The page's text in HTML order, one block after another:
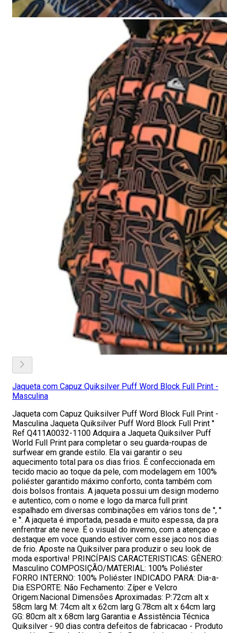
Jaqueta com Capuz Quiksilver Puff Word Block Full Print -
Masculina
Jaqueta com Capuz Quiksilver Puff Word Block Full Print -
Masculina Jaqueta Quiksilver Puff Word Block Full Print ''
Ref Q411A0032-1100 Adquira a Jaqueta Quiksilver Puff
World Full Print para completar o seu guarda-roupas de
surfwear em grande estilo. Ela vai garantir o seu
aquecimento total para os dias frios. É confeccionada em
tecido macio ao toque da pele, com modelagem em 100%
poliéster garantido máximo conforto, conta também com
dois bolsos frontais. A jaqueta possui um design moderno
e autentico, com o nome e logo da marca full print
espalhado em diversas combinações em vários tons de '', ''
e ''. A jaqueta é importada, pesada e muito espessa, da pra
enfrentrar ate neve. É o visual do inverno, com a atençao e
destaque em voce quando estiver com esse jaco nos dias
de frio. Aposte na Quiksilver para produzir o seu look de
moda esportiva! PRINCÍPAIS CARACTERISTICAS: GÊNERO:
Masculino COMPOSIÇÃO/MATERIAL: 100% Poliéster
FORRO INTERNO: 100% Poliéster INDICADO PARA: Dia-a-
Dia ESPORTE: Não Fechamento: Zíper e Velcro
Origem:Nacional Dimensões Aproximadas: P:72cm alt x
58cm larg M: 74cm alt x 62cm larg G:78cm alt x 64cm larg
GG: 80cm alt x 68cm larg Garantia e Assistência Técnica
Quiksilver - 90 dias contra defeitos de fabricacao - Produto